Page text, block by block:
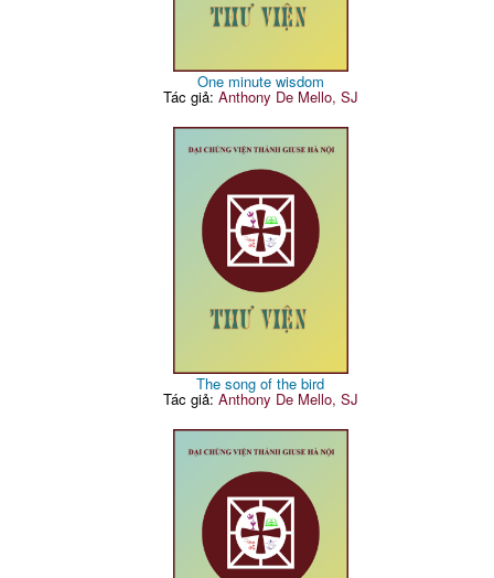
One minute wisdom
Tác giả: Anthony De Mello, SJ
The song of the bird
Tác giả: Anthony De Mello, SJ